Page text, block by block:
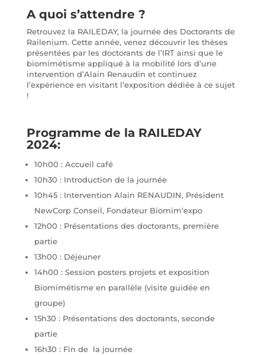
A quoi s’attendre ?
Retrouvez la RAILEDAY, la journée des Doctorants de
Railenium. Cette année, venez découvrir les thèses
présentées par les doctorants de l’IRT ainsi que le
biomimétisme appliqué à la mobilité lors d’une
intervention d’Alain Renaudin et continuez
l’expérience en visitant l’exposition dédiée à ce sujet
!
Programme de la RAILEDAY
2024:
10h00 : Accueil café
10h30 : Introduction de la journée
10h45 : Intervention Alain RENAUDIN, Président
NewCorp Conseil, Fondateur Biomim’expo
12h00 : Présentations des doctorants, première
partie
13h00 : Déjeuner
14h00 : Session posters projets et exposition
Biomimétisme en parallèle (visite guidée en
groupe)
15h30 : Présentations des doctorants, seconde
partie
16h30 : Fin de la journée